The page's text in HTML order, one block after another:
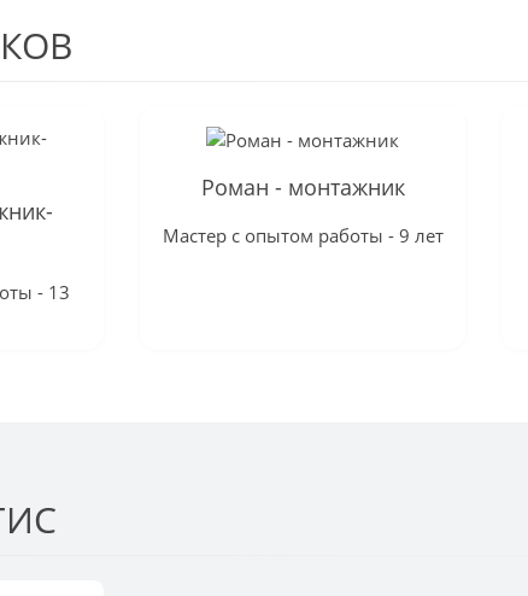
- 13
Роман - монтажник
Мастер с опытом работы - 9 лет